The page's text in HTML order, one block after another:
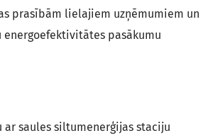
prasībām lielajiem uzņēmumiem un
pasākumu
saules siltumenerģijas staciju